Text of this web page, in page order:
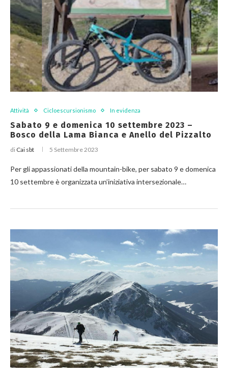
Attività Cicloescursionismo In evidenza
Sabato 9 e domenica 10 settembre 2023 –
Bosco della Lama Bianca e Anello del Pizzalto
di Cai sbt 5 Settembre 2023
Per gli appassionati della mountain-bike, per sabato 9 e domenica
10 settembre è organizzata un’iniziativa intersezionale…